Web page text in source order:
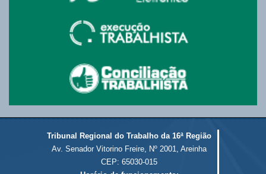
Tribunal Regional do Trabalho da 16ª Região
Av. Senador Vitorino Freire, Nº 2001, Areinha
CEP: 65030-015